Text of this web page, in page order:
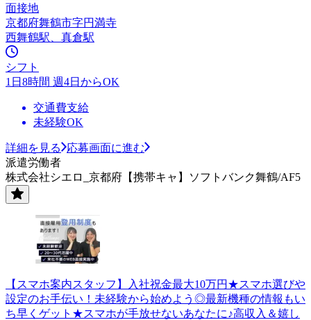
面接地
京都府舞鶴市字円満寺
西舞鶴駅、真倉駅
シフト
1日8時間 週4日からOK
交通費支給
未経験OK
詳細を見る
応募画面に進む
派遣労働者
株式会社シエロ_京都府【携帯キャ】ソフトバンク舞鶴/AF5
【スマホ案内スタッフ】入社祝金最大10万円★スマホ選びや
設定のお手伝い！未経験から始めよう◎最新機種の情報もい
ち早くゲット★スマホが手放せないあなたに♪高収入＆嬉し